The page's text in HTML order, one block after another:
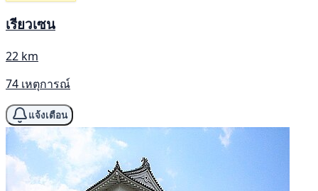
เรียวเซน
22 km
74 เหตุการณ์
แจ้งเตือน